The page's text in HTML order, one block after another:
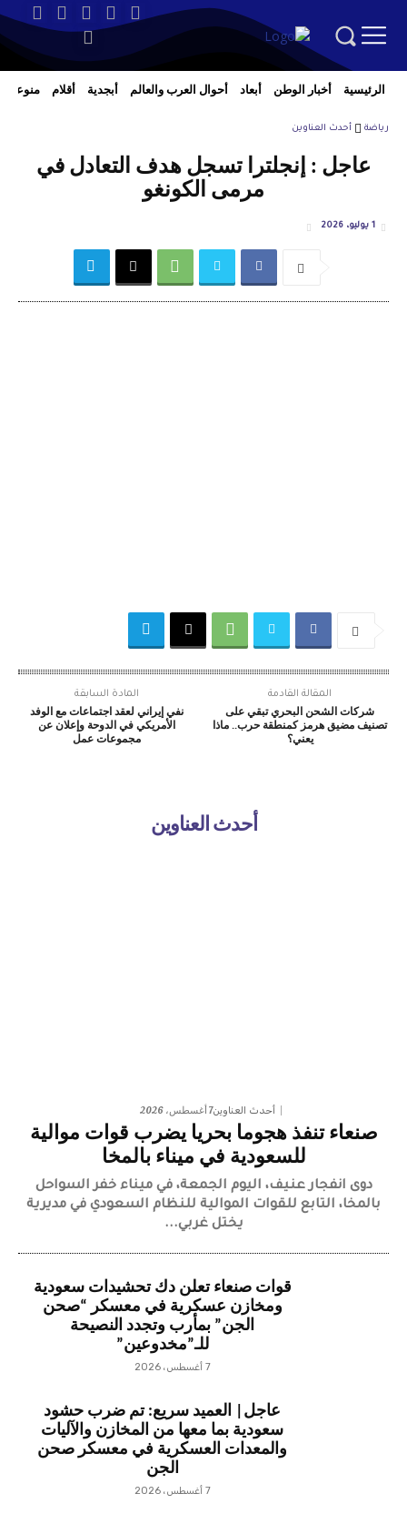
الرئيسية أخبار الوطن أبعاد أحوال العرب والعالم أبجدية أقلام منوعات
رياضة أحدث العناوين
عاجل : إنجلترا تسجل هدف التعادل في
مرمى الكونغو
1 يوليو، 2026
المادة السابقة
نفي إيراني لعقد اجتماعات مع الوفد
الأمريكي في الدوحة وإعلان عن
مجموعات عمل
المقالة القادمة
شركات الشحن البحري تبقي على
تصنيف مضيق هرمز كمنطقة حرب.. ماذا
يعني؟
أحدث العناوين
أحدث العناوين7 أغسطس، 2026
صنعاء تنفذ هجوما بحريا يضرب قوات موالية
للسعودية في ميناء بالمخا
دوى انفجار عنيف، اليوم الجمعة، في ميناء خفر السواحل
بالمخا، التابع للقوات الموالية للنظام السعودي في مديرية
يختل غربي...
قوات صنعاء تعلن دك تحشيدات سعودية
ومخازن عسكرية في معسكر “صحن
الجن” بمأرب وتجدد النصيحة
للـ”مخدوعين”
7 أغسطس، 2026
عاجل| العميد سريع: تم ضرب حشود
سعودية بما معها من المخازن والآليات
والمعدات العسكرية في معسكر صحن
الجن
7 أغسطس، 2026